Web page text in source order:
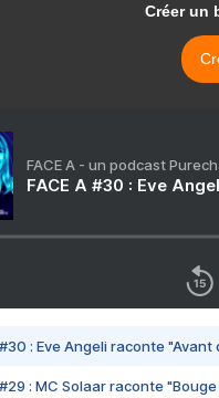
Créer un
FACE A - un podcast
FACE A #30 : Eve
#30 : Eve Angeli raconte "Avant
#29 : MC Solaar raconte